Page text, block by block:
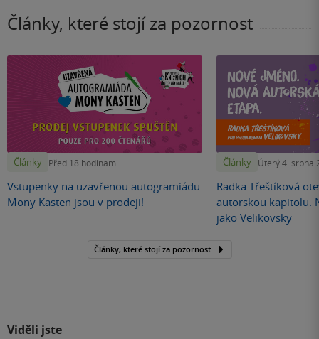
Články, které stojí za pozornost
Články Před 18 hodinami
Vstupenky na uzavřenou autogramiádu
Mony Kasten jsou v prodeji!
Články Úterý 4. srpna
Radka Třeštíková
autorskou kapitolu.
jako Velikovsky
Články, které stojí za pozornost
Viděli jste